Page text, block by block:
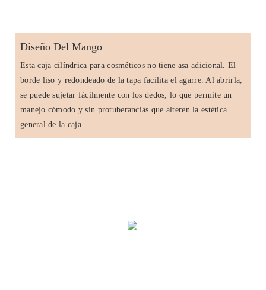
Diseño Del Mango
Esta caja cilíndrica para cosméticos no tiene asa adicional. El
borde liso y redondeado de la tapa facilita el agarre. Al abrirla,
se puede sujetar fácilmente con los dedos, lo que permite un
manejo cómodo y sin protuberancias que alteren la estética
general de la caja.